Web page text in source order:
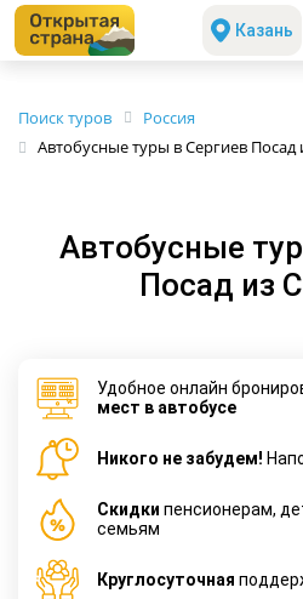
Казань
Поиск туров
Россия
Автобусные туры в Сергиев
Автобусные
Посад из
Удобное онлайн
мест в автобусе
Никого не забудем!
Cкидки пенсионерам,
семьям
Круглосуточная